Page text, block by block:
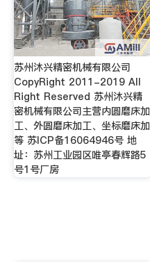
苏州沐兴精密机械有限公司
CopyRight 2011-2019 All
Right Reserved 苏州沐兴精
密机械有限公司主营内圆磨床加
工、外圆磨床加工、坐标磨床加
等 苏ICP备16064946号 地
址：苏州工业园区唯亭春辉路5
号1号厂房